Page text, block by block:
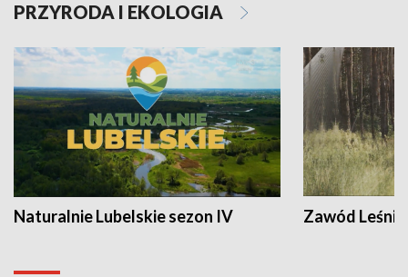
PRZYRODA I EKOLOGIA
Naturalnie Lubelskie sezon IV Zawód Leśnik